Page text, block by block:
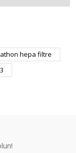
hepa filtre